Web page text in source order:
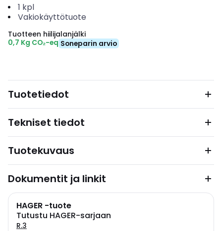
1 kpl
Vakiokäyttötuote
Tuotteen hiilijalanjälki
0,7 Kg CO₂-eq Soneparin arvio
Tuotetiedot
Tekniset tiedot
Tuotekuvaus
Dokumentit ja linkit
HAGER -tuote
Tutustu HAGER-sarjaan
R.3